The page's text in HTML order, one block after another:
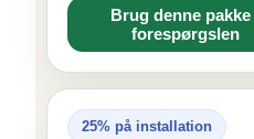
Brug denne pakke
forespørgslen
25% på installation